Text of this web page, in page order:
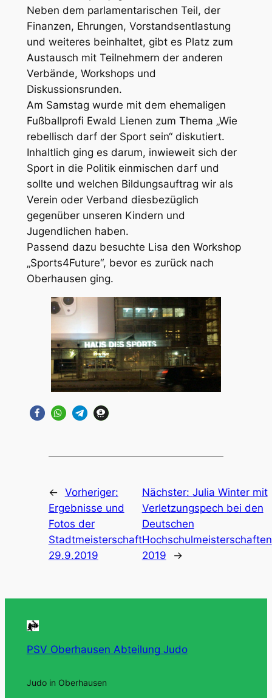
Neben dem parlamentarischen Teil, der
Finanzen, Ehrungen, Vorstandsentlastung
und weiteres beinhaltet, gibt es Platz zum
Austausch mit Teilnehmern der anderen
Verbände, Workshops und
Diskussionsrunden.
Am Samstag wurde mit dem ehemaligen
Fußballprofi Ewald Lienen zum Thema „Wie
rebellisch darf der Sport sein“ diskutiert.
Inhaltlich ging es darum, inwieweit sich der
Sport in die Politik einmischen darf und
sollte und welchen Bildungsauftrag wir als
Verein oder Verband diesbezüglich
gegenüber unseren Kindern und
Jugendlichen haben.
Passend dazu besuchte Lisa den Workshop
„Sports4Future“, bevor es zurück nach
Oberhausen ging.
← Vorheriger:
Ergebnisse und
Fotos der
Stadtmeisterschaft
29.9.2019
Nächster: Julia Winter mit
Verletzungspech bei den
Deutschen
Hochschulmeisterschaften
2019
→
PSV Oberhausen Abteilung Judo
Judo in Oberhausen